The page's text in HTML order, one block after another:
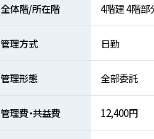
全体階/所在階 4階建 4階部
管理方式 日勤
管理形態 全部委託
管理費・共益費 12,400円